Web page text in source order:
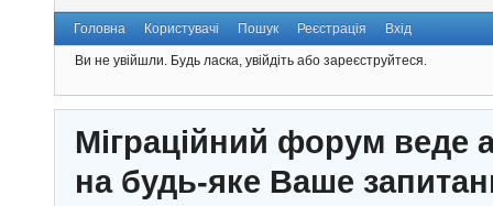
Головна Користувачі Пошук Реєстрація Вхід
Ви не увійшли. Будь ласка, увійдіть або зареєструйтеся.
Міграційний форум веде
на будь-яке Ваше